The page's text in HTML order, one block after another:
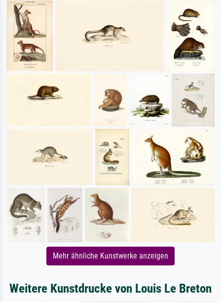
Mehr ähnliche Kunstwerke anzeigen
Weitere Kunstdrucke von Louis Le Breton